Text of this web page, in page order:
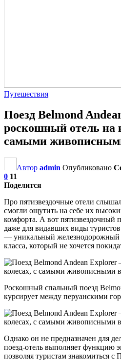
Путешествия
Поезд Belmond
роскошный отель на
самыми
Автор admin Опубликовано
0 11
Поделится
Про пятизвездочные отели
смогли ощутить на себе их
комфорта. А вот пятизвездочный
даже для видавших виды
— уникальный железнодорожный
класса, который не хочется
Роскошный спальный поезд
курсирует между перуанскими
Однако он не предназначен для
поезд-отель выполняет функцию
позволяя туристам знакомиться с